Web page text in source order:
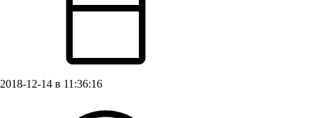
2018-12-14 в 11:36:16